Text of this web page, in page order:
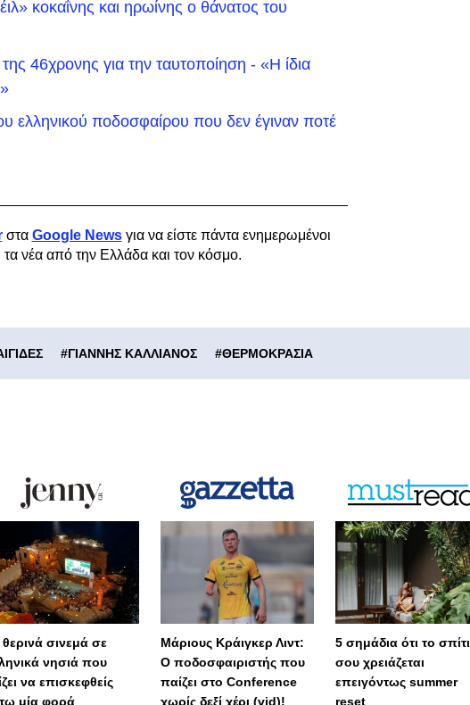
κοκαΐνης και ηρωίνης ο θάνατος του
46χρονης για την ταυτοποίηση - «Η ίδια
ελληνικού ποδοσφαίρου που δεν έγιναν ποτέ
στα Google Newsγια να είστε πάντα ενημερωμένοι
τα νέα από την Ελλάδα και τον κόσμο.
#ΓΙΑΝΝΗΣ ΚΑΛΛΙΑΝΟΣ #ΘΕΡΜΟΚΡΑΣΙΑ
θερινά σινεμά σε
νησιά που
να επισκεφθείς
μία φορά
Μάριους Κράιγκερ Λιντ:
Ο ποδοσφαιριστής που
παίζει στο Conference
χωρίς δεξί χέρι (vid)!
5 σημάδια ότι το σπίτι
σου χρειάζεται
επειγόντως summer
reset